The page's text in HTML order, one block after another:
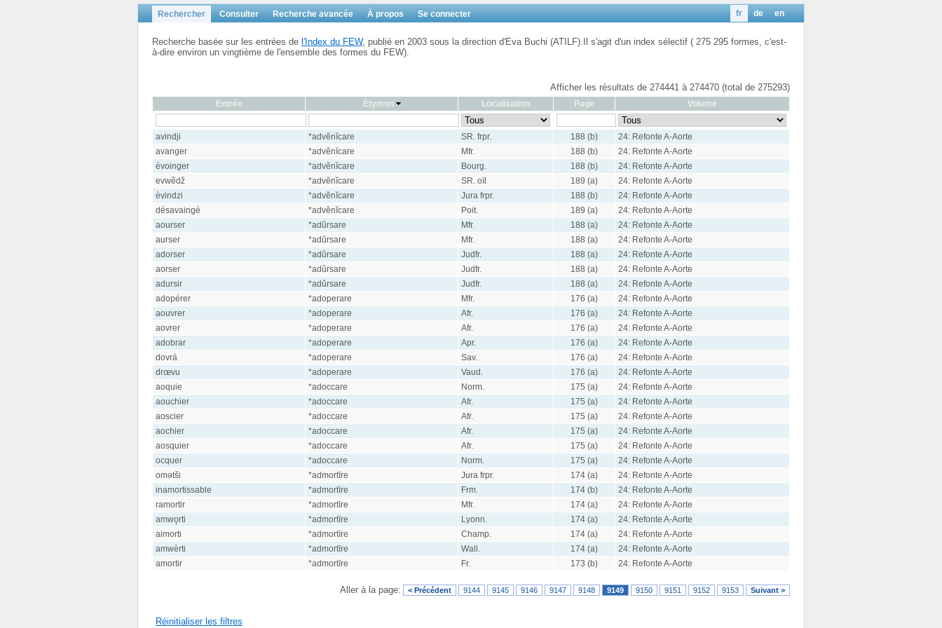
Rechercher Consulter Recherche avancée À propos Se connecter en
de
fr
Recherche basée sur les entrées de l'Index du FEW, publié en 2003 sous la direction d'Eva Buchi (ATILF).Il s'agit d'un index sélectif ( 275 295 formes, c'est-
à-dire environ un vingtième de l'ensemble des formes du FEW).
Afficher les résultats de 274441 à 274470 (total de 275293)
Entrée Étymon Localisation Page Volume
avindji *advĕnĭcare SR. frpr. 188 (b)
24: Refonte A-Aorte
avanger
*advĕnĭcare Mfr. 188 (b)
24: Refonte A-Aorte
évoinger
*advĕnĭcare Bourg. 188 (b)
24: Refonte A-Aorte
evwẽdž
*advĕnĭcare SR. oïl 189 (a)
24: Refonte A-Aorte
èvindzi
*advĕnĭcare Jura frpr. 188 (b)
24: Refonte A-Aorte
désavaingé
*advĕnĭcare Poit. 189 (a)
24: Refonte A-Aorte
aourser
*adŭrsare Mfr. 188 (a)
24: Refonte A-Aorte
aurser
*adŭrsare Mfr. 188 (a)
24: Refonte A-Aorte
adorser
*adŭrsare Judfr. 188 (a)
24: Refonte A-Aorte
aorser
*adŭrsare Judfr. 188 (a)
24: Refonte A-Aorte
adursir
*adŭrsare Judfr. 188 (a)
24: Refonte A-Aorte
adopérer
*adoperare Mfr. 176 (a)
24: Refonte A-Aorte
aouvrer
*adoperare Afr. 176 (a)
24: Refonte A-Aorte
aovrer
*adoperare Afr. 176 (a)
24: Refonte A-Aorte
adobrar
*adoperare Apr. 176 (a)
24: Refonte A-Aorte
dovrá
*adoperare Sav. 176 (a)
24: Refonte A-Aorte
drœvu
*adoperare Vaud. 176 (a)
24: Refonte A-Aorte
aoquie
*adoccare Norm. 175 (a)
24: Refonte A-Aorte
aouchier
*adoccare Afr. 175 (a)
24: Refonte A-Aorte
aoscier
*adoccare Afr. 175 (a)
24: Refonte A-Aorte
aochier
*adoccare Afr. 175 (a)
24: Refonte A-Aorte
aosquier
*adoccare Afr. 175 (a)
24: Refonte A-Aorte
ocquer
*adoccare Norm. 175 (a)
24: Refonte A-Aorte
omətši
*admortīre Jura frpr. 174 (a)
24: Refonte A-Aorte
inamortissable
*admortīre Frm. 174 (b)
24: Refonte A-Aorte
ramortir
*admortīre Mfr. 174 (a)
24: Refonte A-Aorte
amwǫrti
*admortīre Lyonn. 174 (a)
24: Refonte A-Aorte
aimorti
*admortīre Champ. 174 (a)
24: Refonte A-Aorte
amwèrti
*admortīre Wall. 174 (a)
24: Refonte A-Aorte
amortir
*admortīre Fr. 173 (b) 24: Refonte A-Aorte
Aller à la page: < Précédent 9144 9145 9146 9147 9148 9149 9150 9151 9152 9153 Suivant >
Réinitialiser les filtres